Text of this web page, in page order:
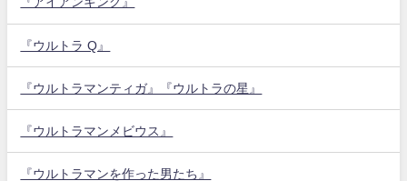
『ウルトラ Q』
『ウルトラマンティガ』『ウルトラの星』
『ウルトラマンメビウス』
『ウルトラマンを作った男たち』